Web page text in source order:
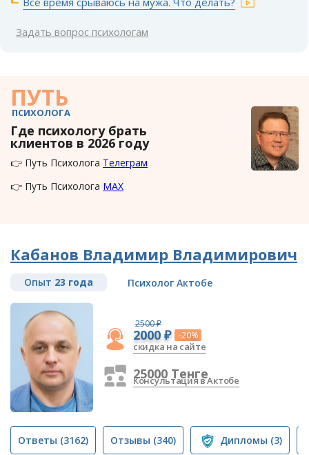
Задать вопрос психологам
ПУТЬ
ПСИХОЛОГА
Где психологу брать
клиентов в 2026 году
👉 Путь Психолога Телеграм
👉 Путь Психолога MAX
Кабанов Владимир Владимирович
Опыт 23 года Психолог Актобе
2500 ₽
2000 ₽ -20%
скидка на сайте
25000 Тенге
Консультация в Актобе
Ответы (3162) Отзывы (340) Дипломы (3)